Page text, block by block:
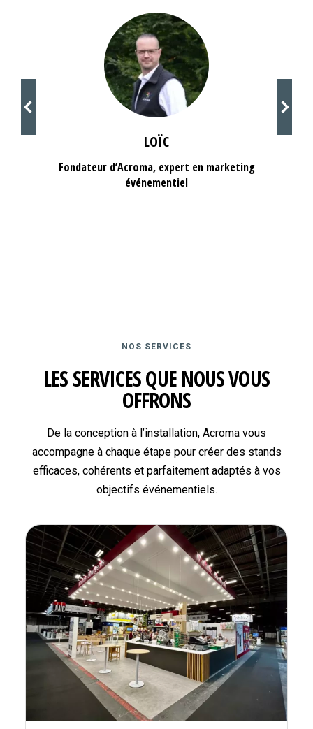
LOÏC
Fondateur d’Acroma, expert en marketing
événementiel
NOS SERVICES
LES SERVICES QUE NOUS VOUS
OFFRONS
De la conception à l’installation, Acroma vous
accompagne à chaque étape pour créer des stands
efficaces, cohérents et parfaitement adaptés à vos
objectifs événementiels.